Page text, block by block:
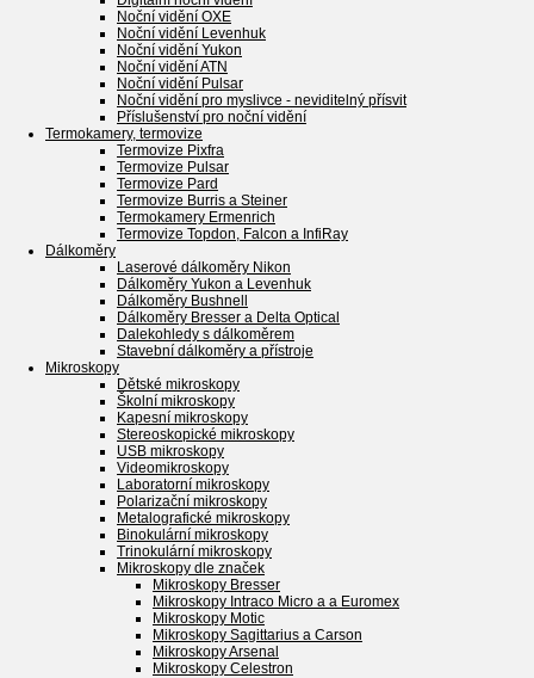
Noční vidění OXE
Noční vidění Levenhuk
Noční vidění Yukon
Noční vidění ATN
Noční vidění Pulsar
Noční vidění pro myslivce - neviditelný přísvit
Příslušenství pro noční vidění
Termokamery, termovize
Termovize Pixfra
Termovize Pulsar
Termovize Pard
Termovize Burris a Steiner
Termokamery Ermenrich
Termovize Topdon, Falcon a InfiRay
Dálkoměry
Laserové dálkoměry Nikon
Dálkoměry Yukon a Levenhuk
Dálkoměry Bushnell
Dálkoměry Bresser a Delta Optical
Dalekohledy s dálkoměrem
Stavební dálkoměry a přístroje
Mikroskopy
Dětské mikroskopy
Školní mikroskopy
Kapesní mikroskopy
Stereoskopické mikroskopy
USB mikroskopy
Videomikroskopy
Laboratorní mikroskopy
Polarizační mikroskopy
Metalografické mikroskopy
Binokulární mikroskopy
Trinokulární mikroskopy
Mikroskopy dle značek
Mikroskopy Bresser
Mikroskopy Intraco Micro a a Euromex
Mikroskopy Motic
Mikroskopy Sagittarius a Carson
Mikroskopy Arsenal
Mikroskopy Celestron